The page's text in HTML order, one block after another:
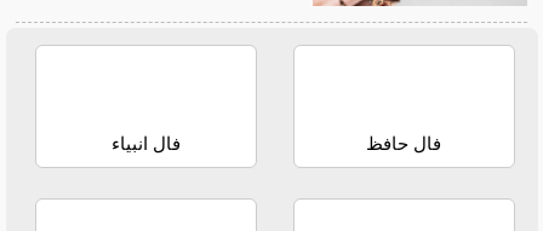
فال حافظ فال انبیاء